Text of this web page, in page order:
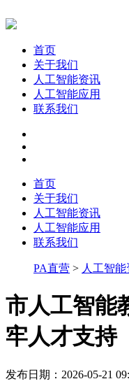
首页
关于我们
人工智能资讯
人工智能应用
联系我们
首页
关于我们
人工智能资讯
人工智能应用
联系我们
PA直营 > 人工智
市人工智能
牢人才支持
发布日期：2026-05-21